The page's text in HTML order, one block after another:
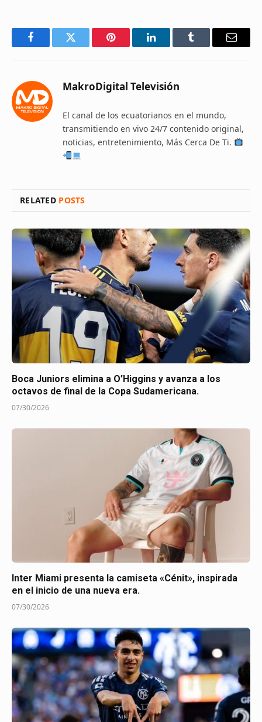
FacebookTwitter Pinterest LinkedInTumblr Email
MakroDigital Televisión
El canal de los ecuatorianos en el mundo,
transmitiendo en vivo 24/7 contenido original,
noticias, entretenimiento, Más Cerca De Ti.
RELATED POSTS
Boca Juniors elimina a O’Higgins y avanza a los
octavos de final de la Copa Sudamericana.
07/30/2026
Inter Miami presenta la camiseta «Cénit», inspirada
en el inicio de una nueva era.
07/30/2026